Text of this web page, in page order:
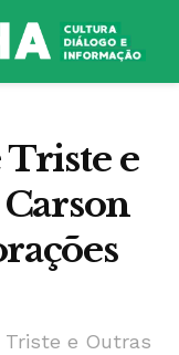
Triste e
Triste e Outras